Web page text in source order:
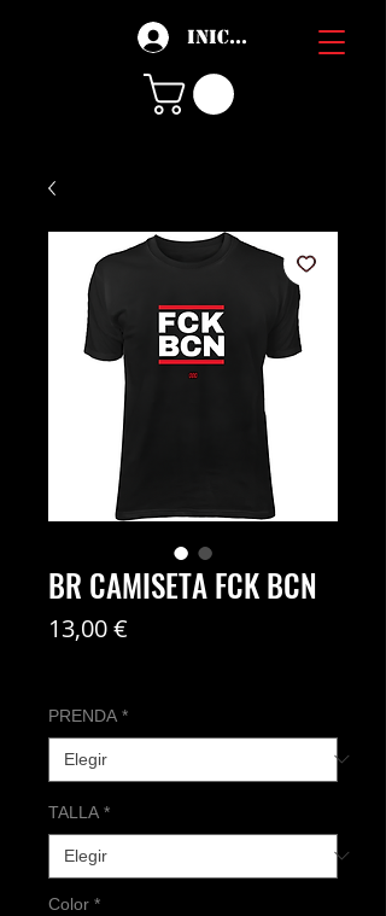
Iniciar sesión
BR CAMISETA FCK BCN
13,00 €
PRENDA *
TALLA *
Color *